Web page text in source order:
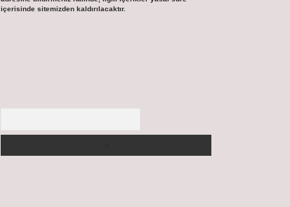
içerisinde sitemizden kaldırılacaktır.